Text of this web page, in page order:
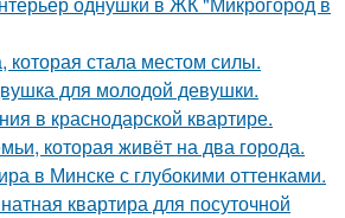
которая стала местом силы.
для молодой девушки.
в краснодарской квартире.
которая живёт на два города.
в Минске с глубокими оттенками.
квартира для посуточной